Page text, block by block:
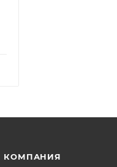
КОМПАНИЯ